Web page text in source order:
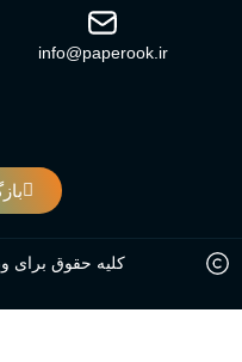
info@paperook.ir
کلیه حقوق برای